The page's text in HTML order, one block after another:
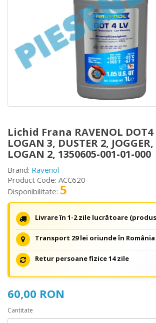
Lichid Frana RAVENOL DOT4
LOGAN 3, DUSTER 2,
LOGAN 2, 1350605-001-01-000
Brand: Ravenol
Product Code: ACC620
Disponibilitate: 5
Livrare în 1-2 zile lucrătoare
Transport 29 lei oriunde în România
Retur persoane fizice 14 zile
60,00 RON
Cantitate